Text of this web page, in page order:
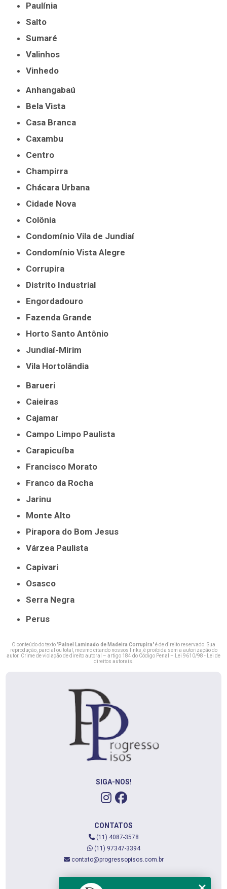
Paulínia
Salto
Sumaré
Valinhos
Vinhedo
Anhangabaú
Bela Vista
Casa Branca
Caxambu
Centro
Champirra
Chácara Urbana
Cidade Nova
Colônia
Condomínio Vila de Jundiaí
Condomínio Vista Alegre
Corrupira
Distrito Industrial
Engordadouro
Fazenda Grande
Horto Santo Antônio
Jundiaí-Mirim
Vila Hortolândia
Barueri
Caieiras
Cajamar
Campo Limpo Paulista
Carapicuíba
Francisco Morato
Franco da Rocha
Jarinu
Monte Alto
Pirapora do Bom Jesus
Várzea Paulista
Capivari
Osasco
Serra Negra
Perus
O conteúdo do texto "Painel Laminado de Madeira Corrupira" é de direito reservado. Sua
reprodução, parcial ou total, mesmo citando nossos links, é proibida sem a autorização do
autor. Crime de violação de direito autoral – artigo 184 do Código Penal –
Lei 9610/98 - Lei de
direitos autorais
SIGA-NOS!
CONTATOS
(11) 4087-3578
(11) 97347-3394
contato@progressopisos.com.br